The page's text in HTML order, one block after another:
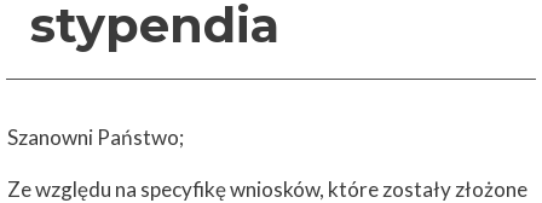
stypendia
Szanowni Państwo;
Ze względu na specyfikę wniosków, które zostały złożone